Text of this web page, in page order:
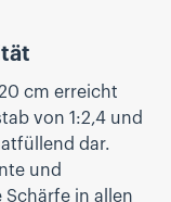
cm erreicht
von 1:2,4 und
dar.
und
in allen